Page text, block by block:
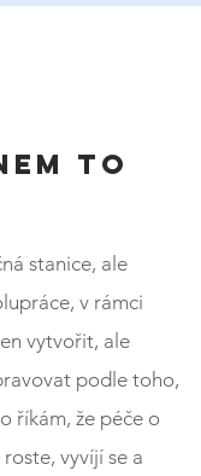
to
stanice, ale
v rámci
vytvořit, ale
podle toho,
říkám, že péče o
vyvíjí se a